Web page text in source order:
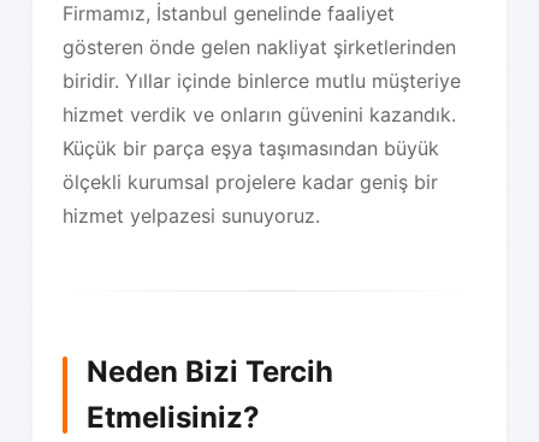
Firmamız, İstanbul genelinde faaliyet
gösteren önde gelen nakliyat şirketlerinden
biridir. Yıllar içinde binlerce mutlu müşteriye
hizmet verdik ve onların güvenini kazandık.
Küçük bir parça eşya taşımasından büyük
ölçekli kurumsal projelere kadar geniş bir
hizmet yelpazesi sunuyoruz.
Neden Bizi Tercih
Etmelisiniz?